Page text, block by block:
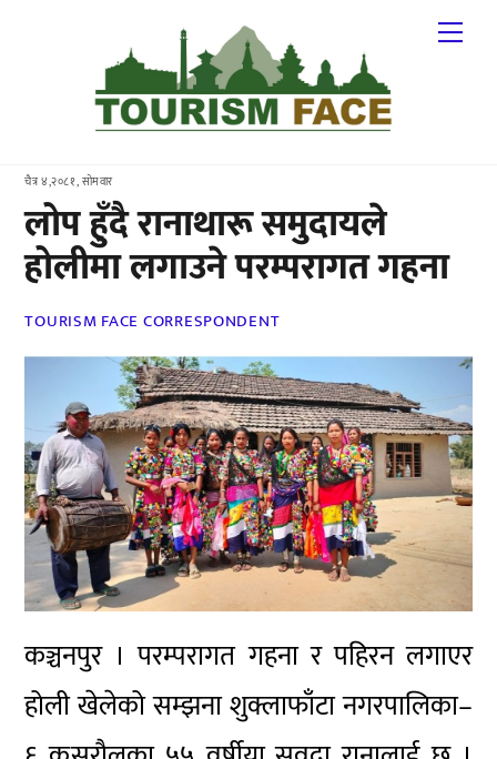
चैत्र ४,२०८१, सोमवार
लोप हुँदै रानाथारू समुदायले
होलीमा लगाउने परम्परागत गहना
TOURISM FACE CORRESPONDENT
कञ्चनपुर । परम्परागत गहना र पहिरन लगाएर
होली खेलेको सम्झना शुक्लाफाँटा नगरपालिका–